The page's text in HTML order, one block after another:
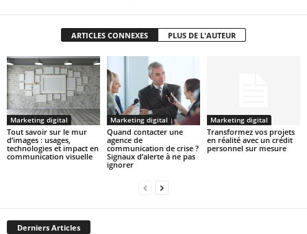
ARTICLES CONNEXES PLUS DE L'AUTEUR
Marketing digital
Tout savoir sur le mur
d’images : usages,
technologies et impact en
communication visuelle
Marketing digital
Quand contacter une
agence de
communication de crise ?
Signaux d’alerte à ne pas
ignorer
Marketing digital
Transformez vos projets
en réalité avec un crédit
personnel sur mesure
Derniers Articles